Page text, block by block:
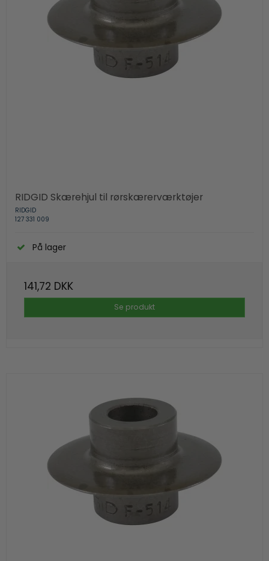
RIDGID Skærehjul til rørskærerværktøjer
RIDGID
127 331 009
På lager
141,72 DKK
Se produkt